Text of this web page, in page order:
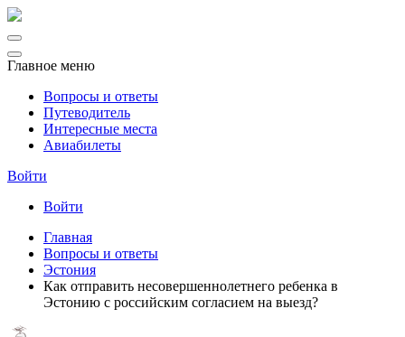
Главное меню
Вопросы и ответы
Путеводитель
Интересные места
Авиабилеты
Войти
Войти
Главная
Вопросы и ответы
Эстония
Как отправить несовершеннолетнего ребенка в
Эстонию с российским согласием на выезд?